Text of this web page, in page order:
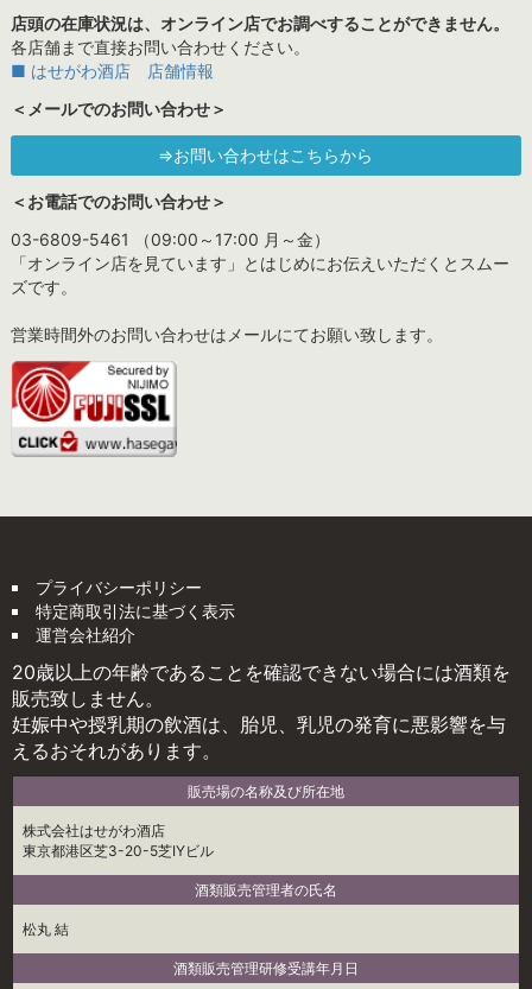
店頭の在庫状況は、オンライン店でお調べすることができません。
各店舗まで直接お問い合わせください。
■ はせがわ酒店 店舗情報
＜メールでのお問い合わせ＞
⇒お問い合わせはこちらから
＜お電話でのお問い合わせ＞
03-6809-5461 （09:00～17:00 月～金）
「オンライン店を見ています」とはじめにお伝えいただくとスムー
ズです。
営業時間外のお問い合わせはメールにてお願い致します。
プライバシーポリシー
特定商取引法に基づく表示
運営会社紹介
20歳以上の年齢であることを確認できない場合には酒類を
販売致しません。
妊娠中や授乳期の飲酒は、胎児、乳児の発育に悪影響を与
えるおそれがあります。
販売場の名称及び所在地
株式会社はせがわ酒店
東京都港区芝3-20-5芝IYビル
酒類販売管理者の氏名
松丸 結
酒類販売管理研修受講年月日